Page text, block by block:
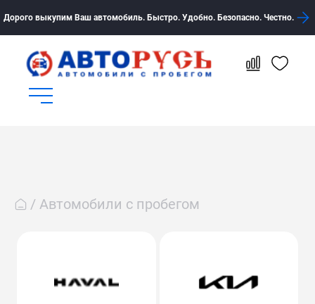
Дорого выкупим Ваш автомобиль. Быстро. Удобно. Безопасно. Честно.
Автомобили с пробегом